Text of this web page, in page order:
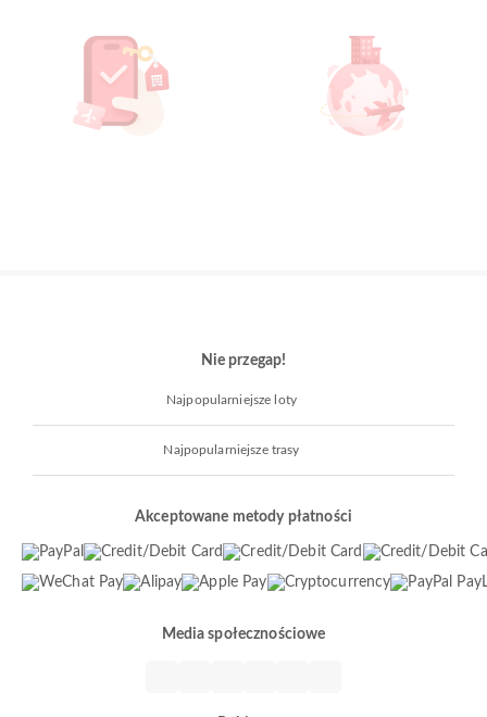
Nie przegap!
Najpopularniejsze loty
Najpopularniejsze trasy
Akceptowane metody płatności
Media społecznościowe